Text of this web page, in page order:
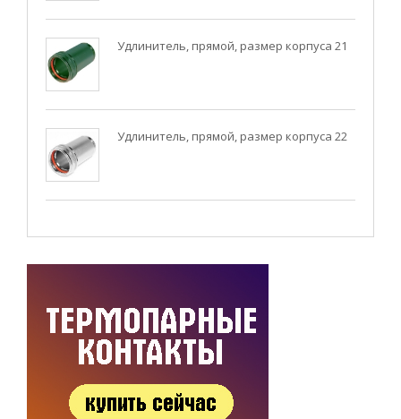
Удлинитель, прямой, размер корпуса 21
Удлинитель, прямой, размер корпуса 22